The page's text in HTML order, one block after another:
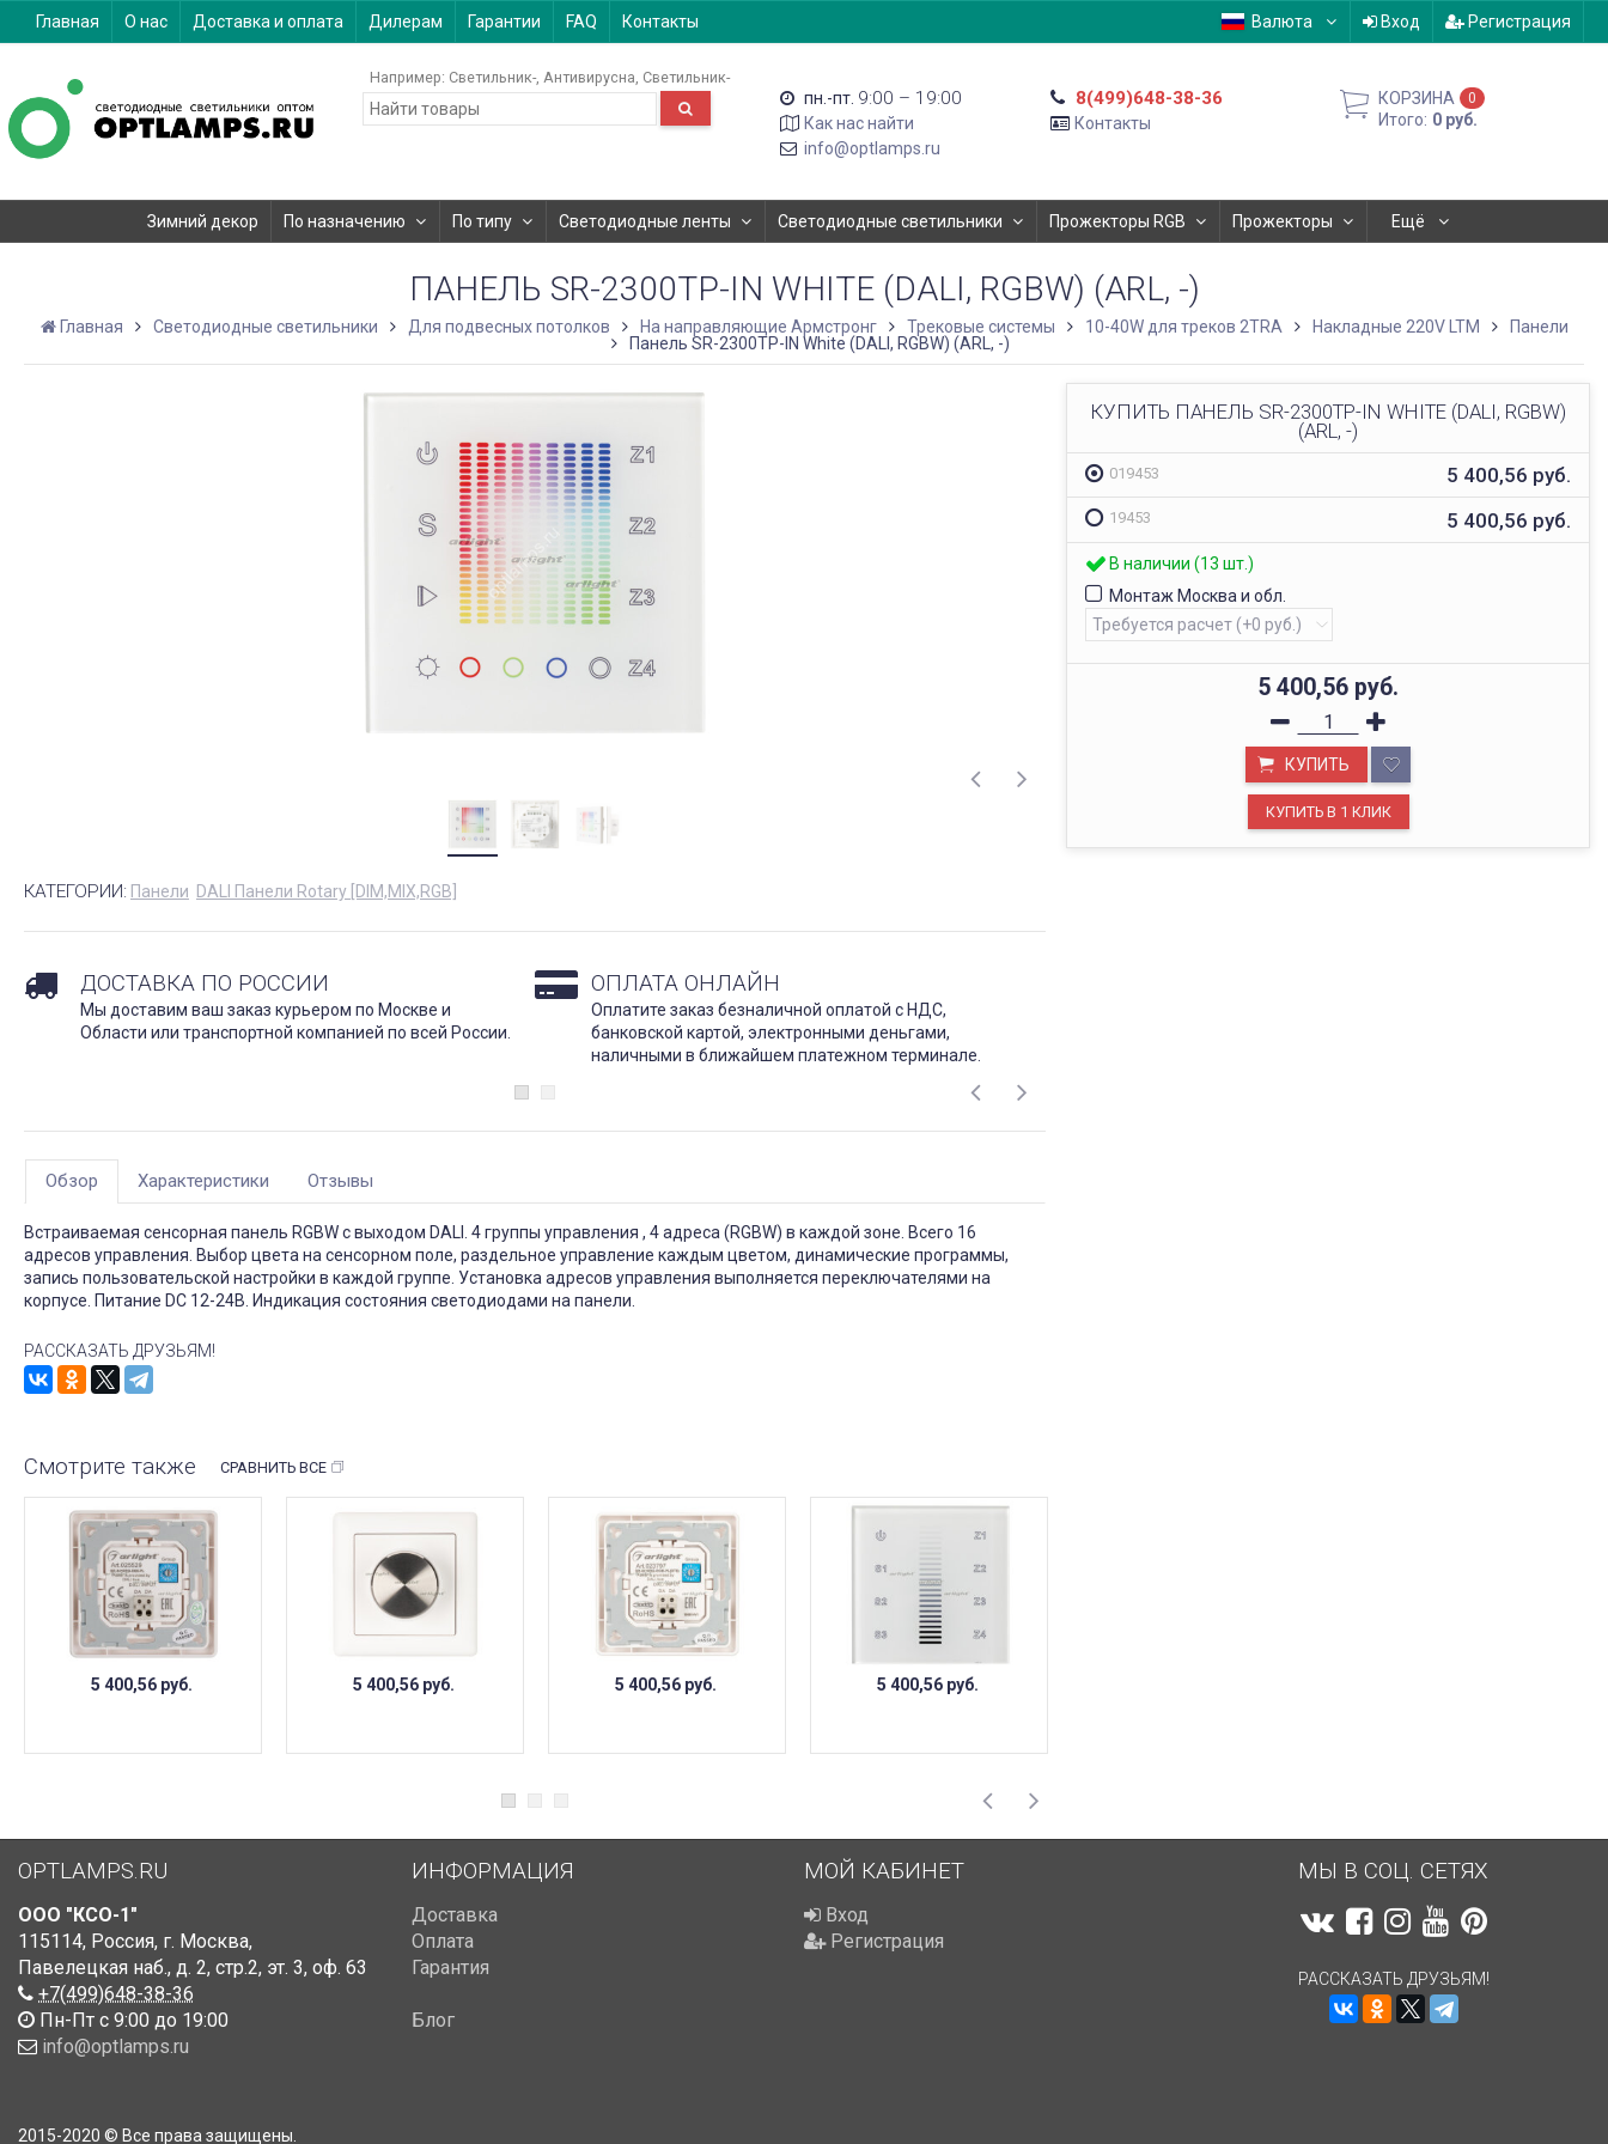
Главная О нас Доставка и оплата Дилерам Гарантии FAQ Контакты Валюта Вход Регистрация
Например: Светильник- Антивирусна Светильник-
пн.-пт. 9:00 – 19:00
Как нас найти
info@optlamps.ru
8(499)648-38-36
Контакты
КОРЗИНА 0
Итого: 0 руб.
Зимний декор По назначению По типу Светодиодные ленты Светодиодные светильники Прожекторы RGB Прожекторы Ещё
ПАНЕЛЬ SR-2300TP-IN WHITE (DALI, RGBW) (ARL, -)
Главная Светодиодные светильники Для подвесных потолков На направляющие Армстронг Трековые системы 10-40W для треков 2TRA Накладные 220V LTM
Панели
Панель SR-2300TP-IN White (DALI, RGBW) (ARL, -)
КУПИТЬ ПАНЕЛЬ SR-2300TP-IN WHITE (DALI, RGBW)
(ARL, -)
019453 5 400,56 руб.
19453 5 400,56 руб.
В наличии (13 шт.)
Монтаж Москва и обл.
5 400,56 руб.
КУПИТЬ
КАТЕГОРИИ: Панели DALI Панели Rotary [DIM,MIX,RGB]
ДОСТАВКА ПО РОССИИ
Мы доставим ваш заказ курьером по Москве и
Области или транспортной компанией по всей России.
ОПЛАТА ОНЛАЙН
Оплатите заказ безналичной оплатой с НДС,
банковской картой, электронными деньгами,
наличными в ближайшем платежном терминале.
Обзор Характеристики Отзывы
Встраиваемая сенсорная панель RGBW с выходом DALI. 4 группы управления , 4 адреса (RGBW) в каждой зоне. Всего 16
адресов управления. Выбор цвета на сенсорном поле, раздельное управление каждым цветом, динамические программы,
запись пользовательской настройки в каждой группе. Установка адресов управления выполняется переключателями на
корпусе. Питание DC 12-24В. Индикация состояния светодиодами на панели.
РАССКАЗАТЬ ДРУЗЬЯМ!
Смотрите также СРАВНИТЬ ВСЕ
5 400,56 руб. 5 400,56 руб. 5 400,56 руб. 5 400,56 руб.
OPTLAMPS.RU
ООО "КСО-1"
115114, Россия, г. Москва,
Павелецкая наб., д. 2, стр.2, эт. 3, оф. 63
+7(499)648-38-36
Пн-Пт с 9:00 до 19:00
info@optlamps.ru
ИНФОРМАЦИЯ
Доставка
Оплата
Гарантия
Блог
МОЙ КАБИНЕТ
Вход
Регистрация
МЫ В СОЦ. СЕТЯХ
РАССКАЗАТЬ ДРУЗЬЯМ!
2015-2020 © Все права защищены.